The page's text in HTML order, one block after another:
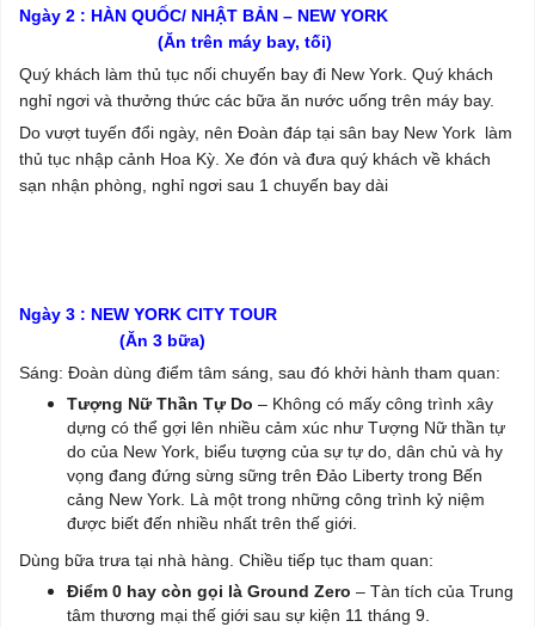
Ngày 2 : HÀN QUỐC/ NHẬT BẢN – NEW YORK
(Ăn trên máy bay, tối)
Quý khách làm thủ tục nối chuyến bay đi New York. Quý khách
nghỉ ngơi và thưởng thức các bữa ăn nước uống trên máy bay.
Do vượt tuyến đổi ngày, nên Đoàn đáp tại sân bay New York làm
thủ tục nhập cảnh Hoa Kỳ. Xe đón và đưa quý khách về khách
sạn nhận phòng, nghỉ ngơi sau 1 chuyến bay dài
Ngày 3 : NEW YORK CITY TOUR
(Ăn 3 bữa)
Sáng: Đoàn dùng điểm tâm sáng, sau đó khởi hành tham quan:
Tượng Nữ Thần Tự Do – Không có mấy công trình xây
dựng có thể gợi lên nhiều cảm xúc như Tượng Nữ thần tự
do của New York, biểu tượng của sự tự do, dân chủ và hy
vọng đang đứng sừng sững trên Đảo Liberty trong Bến
cảng New York. Là một trong những công trình kỷ niệm
được biết đến nhiều nhất trên thế giới.
Dùng bữa trưa tại nhà hàng. Chiều tiếp tục tham quan:
Điểm 0 hay còn gọi là Ground Zero – Tàn tích của Trung
tâm thương mại thế giới sau sự kiện 11 tháng 9.